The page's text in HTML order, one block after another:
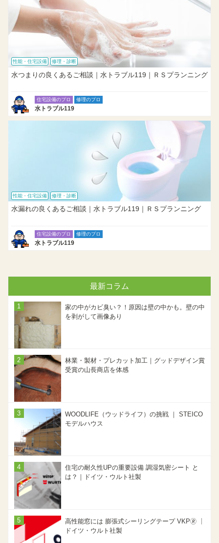
性能・住宅設備 修理・診断
水つまりの良くあるご相談｜水トラブル119｜ＲＳプランニング
住宅設備のプロ 修理のプロ
水トラブル119
性能・住宅設備 修理・診断
水漏れの良くあるご相談｜水トラブル119｜ＲＳプランニング
住宅設備のプロ 修理のプロ
水トラブル119
最新コラム
家の中がカビ臭い？！原因は壁の中かも。壁の中
を剥がして画像あり
林業・製材・プレカット加工｜グッドデザイン賞
受賞の山長商店を体感
WOODLIFE（ウッドライフ）の挑戦 ｜ STEICO
モデルハウス
住宅の耐久性UPの重要設備 調湿気密シート と
は？｜ドイツ・ウルト社製
高性能窓には 膨張式シーリングテープ VKP🄬 ｜
ドイツ・ウルト社製